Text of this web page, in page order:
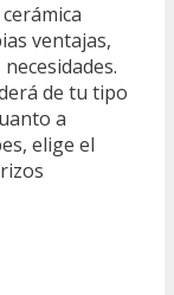
ventajas,
de tu tipo
a
elige el